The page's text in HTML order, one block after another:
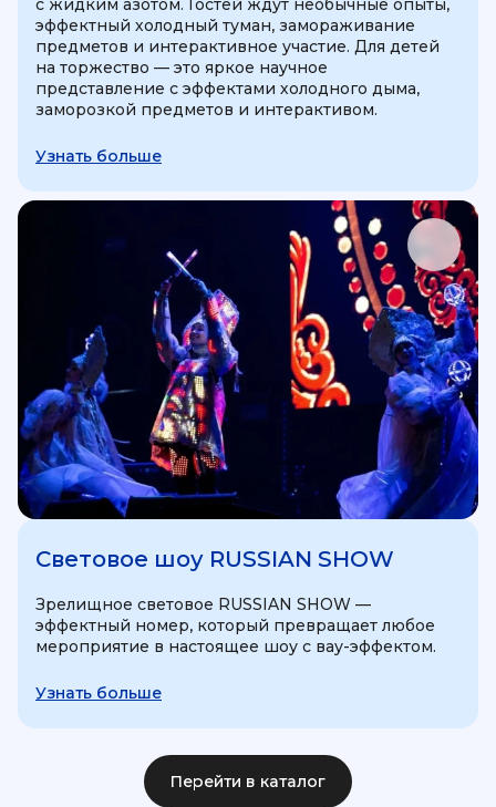
с жидким азотом. Гостей ждут необычные опыты,
эффектный холодный туман, замораживание
предметов и интерактивное участие. Для детей
на торжество — это яркое научное
представление с эффектами холодного дыма,
заморозкой предметов и интерактивом.
Узнать больше
Световое шоу RUSSIAN SHOW
Зрелищное световое RUSSIAN SHOW —
эффектный номер, который превращает любое
мероприятие в настоящее шоу с вау-эффектом.
Узнать больше
Перейти в каталог